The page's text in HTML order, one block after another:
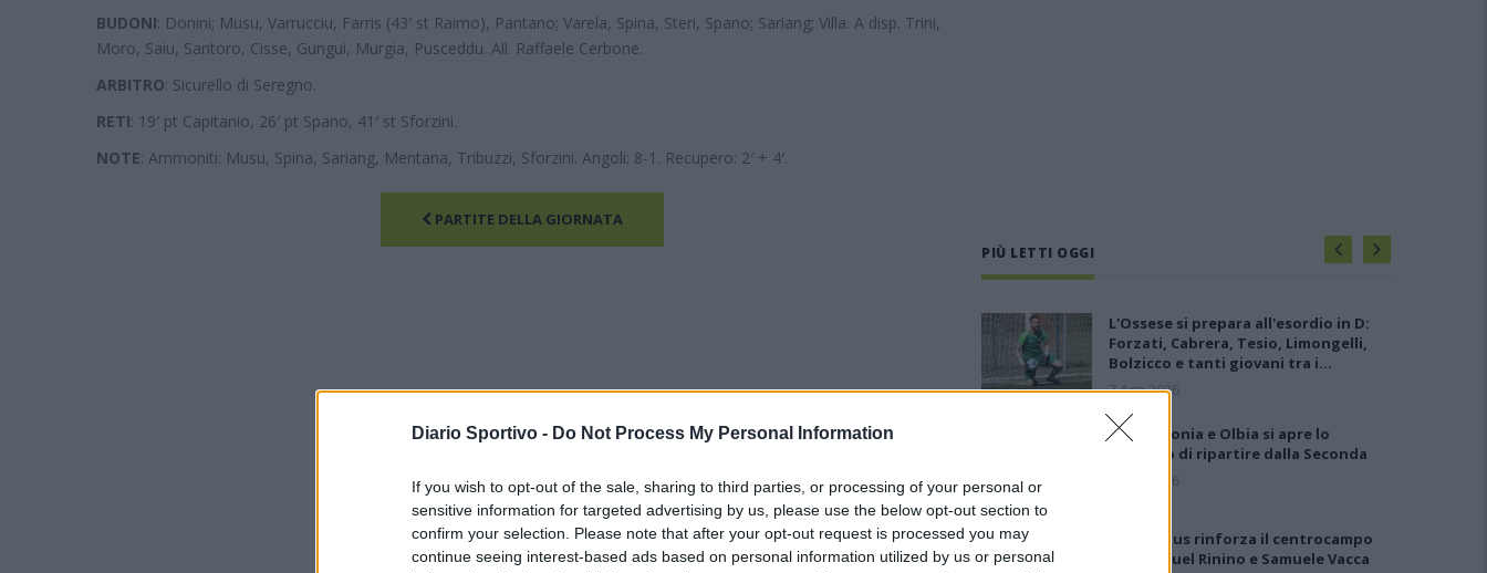
Diario Sportivo - Do Not Process My Personal Information
If you wish to opt-out of the sale, sharing to third parties, or processing of your personal or
sensitive information for targeted advertising by us, please use the below opt-out section to
confirm your selection. Please note that after your opt-out request is processed you may
continue seeing interest-based ads based on personal information utilized by us or personal
BUDONI: Donini; Musu, Varrucciu, Farris (43′ st Raimo), Pantano; Varela, Spina, Steri, Spano; Sariang; Villa. A disp. Trini,
Moro, Saiu, Santoro, Cisse, Gungui, Murgia, Pusceddu. All. Raffaele Cerbone.
ARBITRO: Sicurello di Seregno.
RETI: 19′ pt Capitanio, 26′ pt Spano, 41′ st Sforzini.
NOTE: Ammoniti: Musu, Spina, Sariang, Mentana, Tribuzzi, Sforzini. Angoli: 8-1. Recupero: 2′ + 4′.
PARTITE DELLA GIORNATA
PIÙ LETTI OGGI
L'Ossese si prepara all'esordio in D:
Forzati, Cabrera, Tesio, Limongelli,
Bolzicco e tanti giovani tra i…
7 Ago 2026
Per Carbonia e Olbia si apre lo
spiraglio di ripartire dalla Seconda
7 Ago 2026
Il Selargius rinforza il centrocampo
con Manuel Rinino e Samuele Vacca